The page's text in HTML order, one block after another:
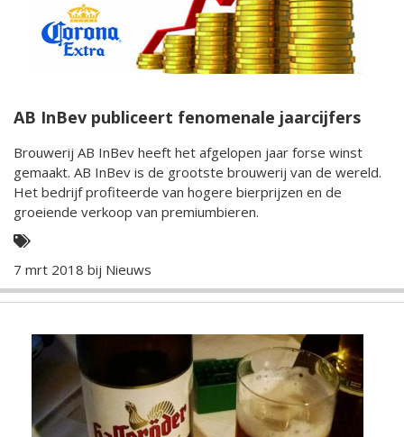
AB InBev publiceert fenomenale jaarcijfers
Brouwerij AB InBev heeft het afgelopen jaar forse winst
gemaakt. AB InBev is de grootste brouwerij van de wereld.
Het bedrijf profiteerde van hogere bierprijzen en de
groeiende verkoop van premiumbieren.
7 mrt 2018 bij Nieuws